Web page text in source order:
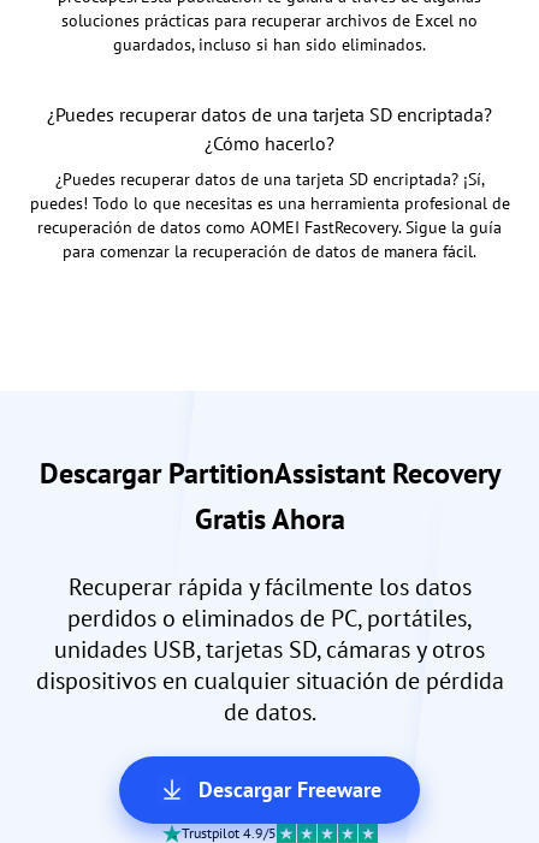
soluciones prácticas para recuperar archivos de Excel no
guardados, incluso si han sido eliminados.
¿Puedes recuperar datos de una tarjeta SD encriptada?
¿Cómo hacerlo?
¿Puedes recuperar datos de una tarjeta SD encriptada? ¡Sí,
puedes! Todo lo que necesitas es una herramienta profesional de
recuperación de datos como AOMEI FastRecovery. Sigue la guía
para comenzar la recuperación de datos de manera fácil.
Descargar PartitionAssistant Recovery
Gratis Ahora
Recuperar rápida y fácilmente los datos
perdidos o eliminados de PC, portátiles,
unidades USB, tarjetas SD, cámaras y otros
dispositivos en cualquier situación de pérdida
de datos.
Descargar Freeware
Trustpilot 4.9/5